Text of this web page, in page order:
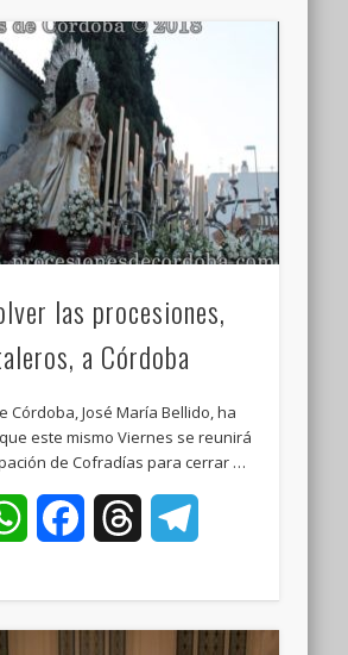
las procesiones,
a Córdoba
Córdoba, José María Bellido, ha
este mismo Viernes se reunirá
de Cofradías para cerrar …
WhatsAppFacebookThreads